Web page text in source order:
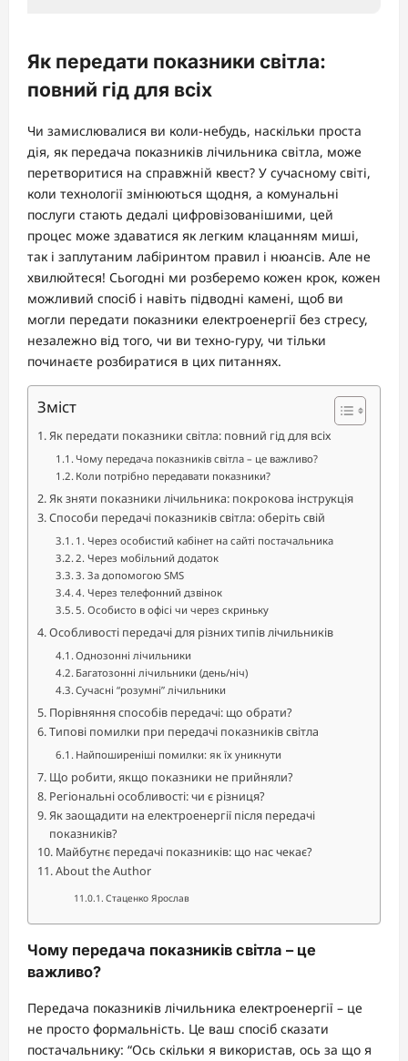
Як передати показники світла:
повний гід для всіх
Чи замислювалися ви коли-небудь, наскільки проста
дія, як передача показників лічильника світла, може
перетворитися на справжній квест? У сучасному світі,
коли технології змінюються щодня, а комунальні
послуги стають дедалі цифровізованішими, цей
процес може здаватися як легким клацанням миші,
так і заплутаним лабіринтом правил і нюансів. Але не
хвилюйтеся! Сьогодні ми розберемо кожен крок, кожен
можливий спосіб і навіть підводні камені, щоб ви
могли передати показники електроенергії без стресу,
незалежно від того, чи ви техно-гуру, чи тільки
починаєте розбиратися в цих питаннях.
Зміст
Як передати показники світла: повний гід для всіх
Чому передача показників світла – це важливо?
Коли потрібно передавати показники?
Як зняти показники лічильника: покрокова інструкція
Способи передачі показників світла: оберіть свій
1. Через особистий кабінет на сайті постачальника
2. Через мобільний додаток
3. За допомогою SMS
4. Через телефонний дзвінок
5. Особисто в офісі чи через скриньку
Особливості передачі для різних типів лічильників
Однозонні лічильники
Багатозонні лічильники (день/ніч)
Сучасні “розумні” лічильники
Порівняння способів передачі: що обрати?
Типові помилки при передачі показників світла
Найпоширеніші помилки: як їх уникнути
Що робити, якщо показники не прийняли?
Регіональні особливості: чи є різниця?
Як заощадити на електроенергії після передачі
показників?
Майбутнє передачі показників: що нас чекає?
About the Author
Стаценко Ярослав
Чому передача показників світла – це
важливо?
Передача показників лічильника електроенергії – це
не просто формальність. Це ваш спосіб сказати
постачальнику: “Ось скільки я використав, ось за що я